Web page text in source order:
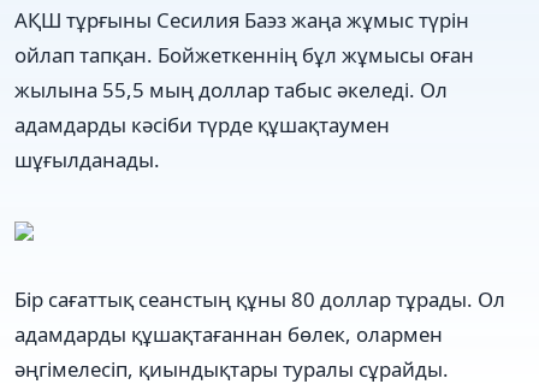
АҚШ тұрғыны Сесилия Баэз жаңа жұмыс түрін
ойлап тапқан. Бойжеткеннің бұл жұмысы оған
жылына 55,5 мың доллар табыс әкеледі. Ол
адамдарды кәсіби түрде құшақтаумен
шұғылданады.
Бір сағаттық сеанстың құны 80 доллар тұрады. Ол
адамдарды құшақтағаннан бөлек, олармен
әңгімелесіп, қиындықтары туралы сұрайды.